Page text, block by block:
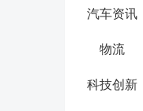
汽车资讯
物流
科技创新